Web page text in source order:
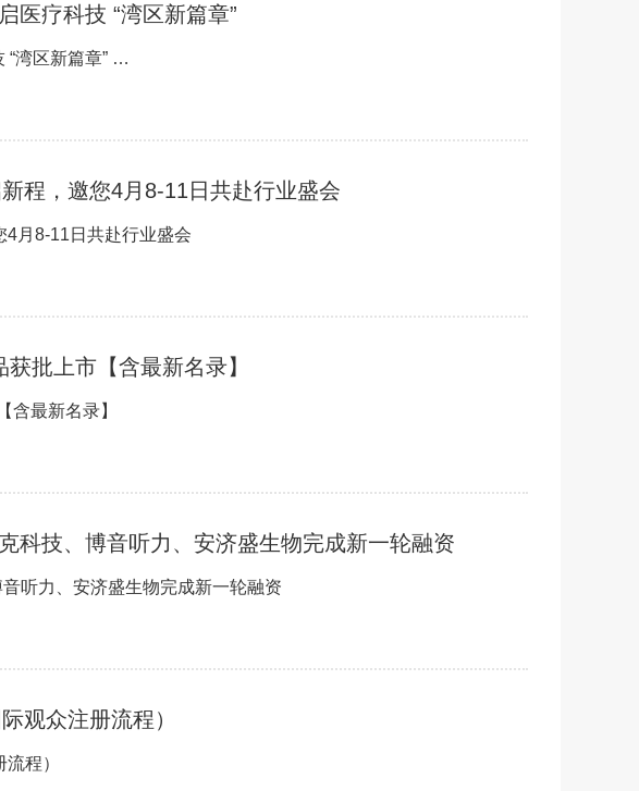
医疗科技 “湾区新篇章”
9月26-29日！第92届CMEF定档广州，开启医疗科技 “湾区新篇章” …
程，邀您4月8-11日共赴行业盛会
月8-11日共赴行业盛会
批上市【含最新名录】
含最新名录】
科技、博音听力、安济盛生物完成新一轮融资
听力、安济盛生物完成新一轮融资
观众注册流程）
程）